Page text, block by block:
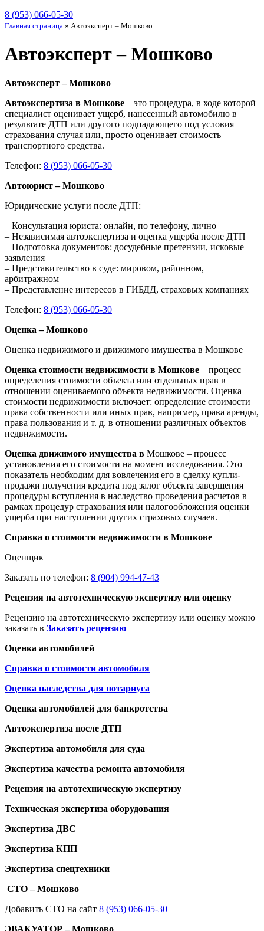
8 (953) 066-05-30
Главная страница » Автоэксперт – Мошково
Автоэксперт – Мошково
Автоэксперт – Мошково
Автоэкспертиза в Мошкове – это процедура, в ходе которой
специалист оценивает ущерб, нанесенный автомобилю в
результате ДТП или другого подпадающего под условия
страхования случая или, просто оценивает стоимость
транспортного средства.
Телефон: 8 (953) 066-05-30
Автоюрист – Мошково
Юридические услуги после ДТП:
– Консультация юриста: онлайн, по телефону, лично
– Независимая автоэкспертиза и оценка ущерба после ДТП
– Подготовка документов: досудебные претензии, исковые
заявления
– Представительство в суде: мировом, районном,
арбитражном
– Представление интересов в ГИБДД, страховых компаниях
Телефон: 8 (953) 066-05-30
Оценка – Мошково
Оценка недвижимого и движимого имущества в Мошкове
Оценка стоимости недвижимости в Мошкове – процесс
определения стоимости объекта или отдельных прав в
отношении оцениваемого объекта недвижимости. Оценка
стоимости недвижимости включает: определение стоимости
права собственности или иных прав, например, права аренды,
права пользования и т. д. в отношении различных объектов
недвижимости.
Оценка движимого имущества в Мошкове – процесс
установления его стоимости на момент исследования. Это
показатель необходим для вовлечения его в сделку купли-
продажи получения кредита под залог объекта завершения
процедуры вступления в наследство проведения расчетов в
рамках процедур страхования или налогообложения оценки
ущерба при наступлении других страховых случаев.
Справка о стоимости недвижимости в Мошкове
Оценщик
Заказать по телефон: 8 (904) 994-47-43
Рецензия на автотехническую экспертизу или оценку
Рецензию на автотехническую экспертизу или оценку можно
заказать в Заказать рецензию
Оценка автомобилей
Справка о стоимости автомобиля
Оценка наследства для нотариуса
Оценка автомобилей для банкротства
Автоэкспертиза после ДТП
Экспертиза автомобиля для суда
Экспертиза качества ремонта автомобиля
Рецензия на автотехническую экспертизу
Техническая экспертиза оборудования
Экспертиза ДВС
Экспертиза КПП
Экспертиза спецтехники
СТО – Мошково
Добавить СТО на сайт 8 (953) 066-05-30
ЭВАКУАТОР – Мошково